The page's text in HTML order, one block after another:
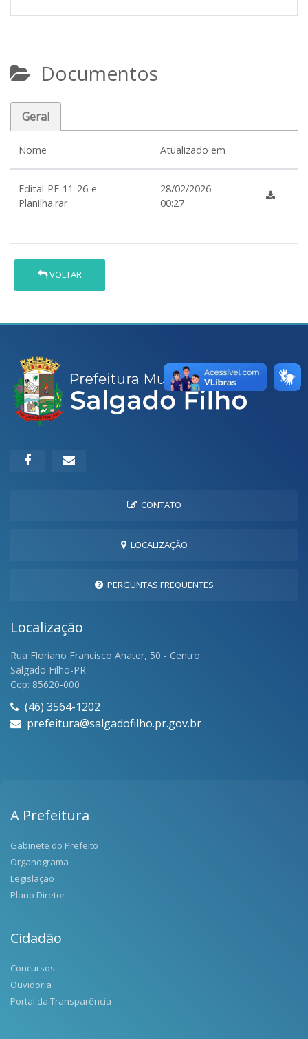
Documentos
Geral
Nome Atualizado em
Edital-PE-11-26-e-
Planilha.rar
28/02/2026
00:27
VOLTAR
CONTATO
LOCALIZAÇÃO
PERGUNTAS FREQUENTES
Localização
Rua Floriano Francisco Anater, 50 - Centro
Salgado Filho-PR
Cep: 85620-000
(46) 3564-1202
prefeitura@salgadofilho.pr.gov.br
A Prefeitura
Gabinete do Prefeito
Organograma
Legislação
Plano Diretor
Cidadão
Concursos
Ouvidoria
Portal da Transparência